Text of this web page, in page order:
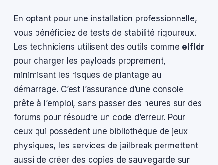
En optant pour une installation professionnelle,
vous bénéficiez de tests de stabilité rigoureux.
Les techniciens utilisent des outils comme elfldr
pour charger les payloads proprement,
minimisant les risques de plantage au
démarrage. C’est l’assurance d’une console
prête à l’emploi, sans passer des heures sur des
forums pour résoudre un code d’erreur. Pour
ceux qui possèdent une bibliothèque de jeux
physiques, les services de jailbreak permettent
aussi de créer des copies de sauvegarde sur